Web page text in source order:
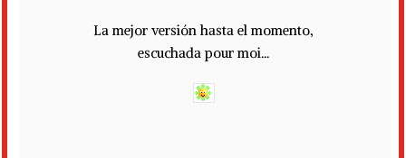
La mejor versión hasta el momento,
escuchada pour moi...